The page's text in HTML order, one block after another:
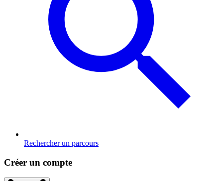
Rechercher un parcours
Créer un compte